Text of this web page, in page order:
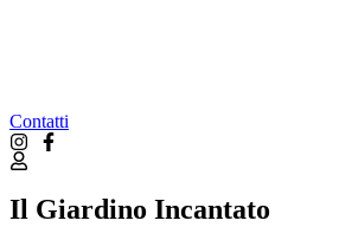
Contatti
Il Giardino Incantato